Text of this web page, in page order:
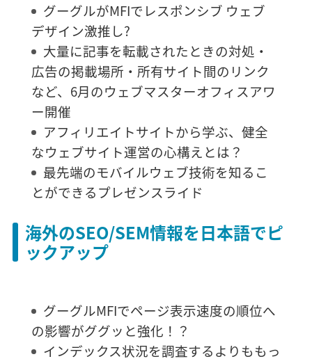
グーグルがMFIでレスポンシブ ウェブ
デザイン激推し?
大量に記事を転載されたときの対処・
広告の掲載場所・所有サイト間のリンク
など、6月のウェブマスターオフィスアワ
ー開催
アフィリエイトサイトから学ぶ、健全
なウェブサイト運営の心構えとは？
最先端のモバイルウェブ技術を知るこ
とができるプレゼンスライド
海外のSEO/SEM情報を日本語でピ
ックアップ
グーグルMFIでページ表示速度の順位へ
の影響がググッと強化！？
インデックス状況を調査するよりももっ